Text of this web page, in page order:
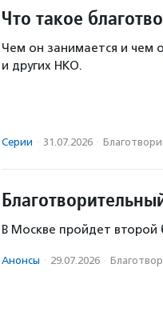
Что такое
Чем он занимается и чем
и других НКО.
Серии · 31.07.2026 ·
В Москве пройдет второй
Анонсы · 29.07.2026 ·